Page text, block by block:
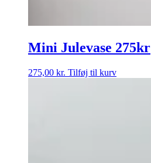
Mini Julevase 275kr
275,00 kr. Tilføj til kurv